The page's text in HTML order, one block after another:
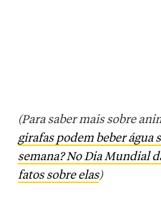
(Para saber mais sobre
girafas podem beber água
semana? No Dia Mundial
fatos sobre elas)